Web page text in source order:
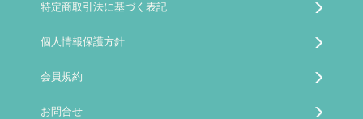
特定商取引法に基づく表記
個人情報保護方針
会員規約
お問合せ